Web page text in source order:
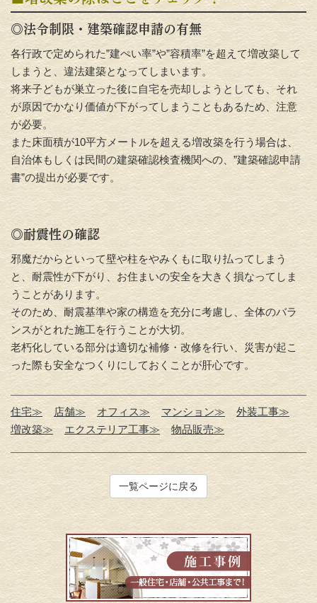
◎法令制限・建築確認申請の有無
各行政で定められた”建ぺい率”や”容積率”を超えて増改築して
しまうと、違法建築となってしまいます。
将来子どもが巣立った後に自宅を売却しようとしても、それ
が原因でかなり価値が下がってしまうこともあるため、注意
が必要。
また床面積が10平方メートルを超える増改築を行う場合は、
自治体もしくは民間の建築確認検査機関への、”建築確認申請
書”の提出が必要です。
◎耐震性の確認
邪魔だからといって壁や柱をやみくもに取り払ってしまう
と、耐震性が下がり、お住まいの安全を大きく損なってしま
うことがあります。
そのため、耐震基準や家の構造を充分に考慮し、全体のバラ
ンスがとれた施工を行うことが大切。
老朽化している部分は適切な補修・改修を行い、災害が起こ
った際も安全なつくりにしておくことが肝心です。
住宅≫ 店舗≫ オフィス≫ マンション≫
外装工事≫
増改築≫
エクステリア工事≫ 物品販売≫
一覧ページに戻る